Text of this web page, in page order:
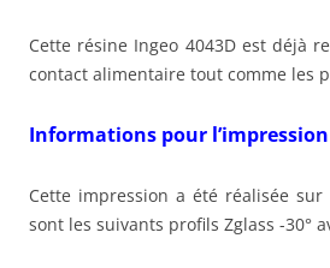
Cette résine Ingeo 4043D est déjà
contact alimentaire tout comme les
Informations pour
Cette impression a été réalisée
sont les suivants profils Zglass -30°